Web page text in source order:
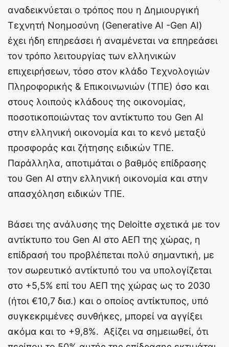
αναδεικνύεται ο τρόπος που η Δημιουργική
Τεχνητή Νοημοσύνη (Generative AI -Gen AI)
έχει ήδη επηρεάσει ή αναμένεται να επηρεάσει
τον τρόπο λειτουργίας των ελληνικών
επιχειρήσεων, τόσο στον κλάδο Τεχνολογιών
Πληροφορικής & Επικοινωνιών (ΤΠΕ) όσο και
στους λοιπούς κλάδους της οικονομίας,
ποσοτικοποιώντας τον αντίκτυπο του Gen AI
στην ελληνική οικονομία και το κενό μεταξύ
προσφοράς και ζήτησης ειδικών ΤΠΕ.
Παράλληλα, αποτιμάται ο βαθμός επίδρασης
του Gen AI στην ελληνική οικονομία και στην
απασχόληση ειδικών ΤΠΕ.
Βάσει της ανάλυσης της Deloitte σχετικά με τον
αντίκτυπο του Gen AI στο ΑΕΠ της χώρας, η
επίδρασή του προβλέπεται πολύ σημαντική, με
τον σωρευτικό αντίκτυπό του να υπολογίζεται
στο +5,5% επί του ΑΕΠ της χώρας ως το 2030
(ήτοι €10,7 δισ.) και ο οποίος αντίκτυπος, υπό
συγκεκριμένες συνθήκες, μπορεί να αγγίξει
ακόμα και το +9,8%. Αξίζει να σημειωθεί, ότι